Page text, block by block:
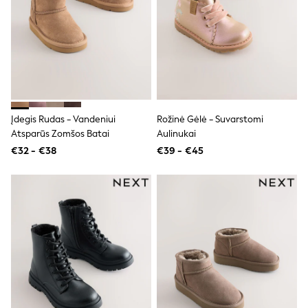
All Holiday Shop
Tops
Dresses
Shorts
Skirts
Sun Hats & Caps
All Footwear
New In
Boots
Slippers
Wellies
Wide Fit
Shoes
All Underwear
New In
Nighties
Pyjamas
Robes
Socks & Tights
Įdegis Rudas - Vandeniui
Atsparūs Zomšos Batai
€32 - €38
Rožinė Gėlė - Suvarstomi
Aulinukai
€39 - €45